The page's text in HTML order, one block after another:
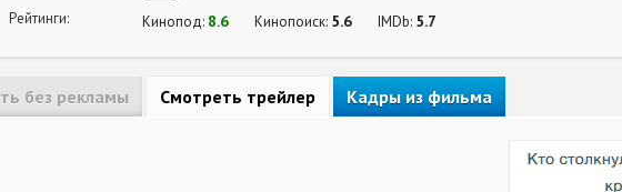
Рейтинги: Кинопод: 8.6 Кинопоиск: 5.6 IMDb: 5.7
без рекламы Смотреть трейлер Кадры из фильма